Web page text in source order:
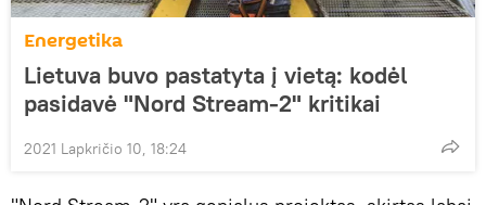
Energetika
Lietuva buvo pastatyta į vietą: kodėl
pasidavė "Nord Stream-2" kritikai
2021 Lapkričio 10, 18:24